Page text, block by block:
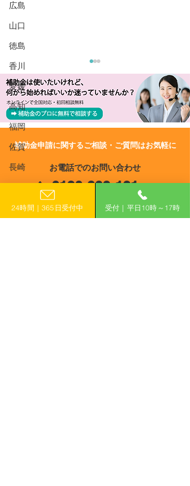
広島
山口
徳島
香川
愛媛
高知
福岡
佐賀
長崎
大分
旭市】生産性向上設備投
資促進補助金
​補助金申請に関するご相談・ご質問はお気軽に
お電話でのお問い合わせ
0120-399-121
（平日10:00−17:00）
24時間｜365日受付中 受付｜平日10時～17時